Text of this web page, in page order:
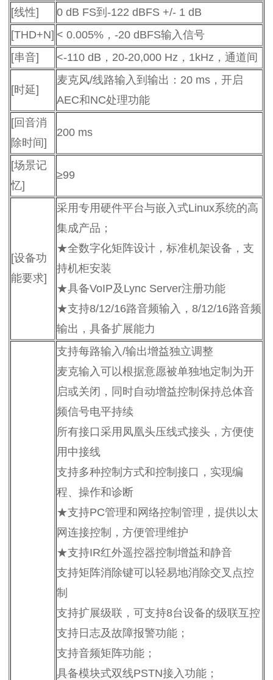
[线性]
0 dB FS到-122 dBFS +/- 1 dB
[THD+N] < 0.005%，-20 dBFS输入信号
[串音]
<-110 dB，20-20,000 Hz，1kHz，通道间
[时延]
麦克风/线路输入到输出：20 ms，开启
AEC和NC处理功能
[回音消
除时间]
200 ms
[场景记
忆]
≥99
[设备功
能要求]
采用专用硬件平台与嵌入式Linux系统的高
集成产品；
★全数字化矩阵设计，标准机架设备，支
持机柜安装
★具备VoIP及Lync Server注册功能
★支持8/12/16路音频输入，8/12/16路音频
输出，具备扩展能力
支持每路输入/输出增益独立调整
麦克输入可以根据意愿被单独地定制为开
启或关闭，同时自动增益控制保持总体音
频信号电平持续
所有接口采用凤凰头压线式接头，方便使
用中接线
支持多种控制方式和控制接口，实现编
程、操作和诊断
★支持PC管理和网络控制管理，提供以太
网连接控制，方便管理维护
★支持IR红外遥控器控制增益和静音
支持矩阵消除键可以轻易地消除交叉点控
制
支持扩展级联，可支持8台设备的级联互控
支持日志及故障报警功能；
支持音频矩阵功能；
具备模块式双线PSTN接入功能；